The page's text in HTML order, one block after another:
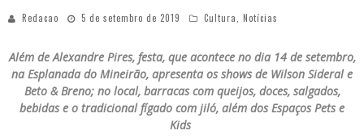
Redacao 5 de setembro de 2019 Cultura, Notícias
Além de Alexandre Pires, festa, que acontece no dia 14 de setembro,
na Esplanada do Mineirão, apresenta os shows de Wilson Sideral e
Beto & Breno; no local, barracas com queijos, doces, salgados,
bebidas e o tradicional fígado com jiló, além dos Espaços Pets e
Kids